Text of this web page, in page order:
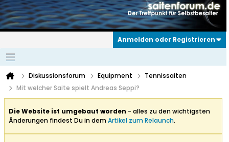
Anmelden oder Registrieren
Diskussionsforum Equipment
Tennissaiten
Mit welcher Saite spielt Andreas Seppi?
Die Website ist umgebaut worden - alles zu den wichtigsten
Änderungen findest Du in demArtikel zum Relaunch.